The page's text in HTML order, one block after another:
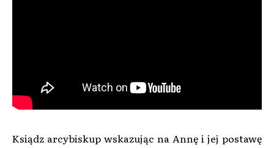
Ksiądz arcybiskup wskazując na Annę i jej postawę